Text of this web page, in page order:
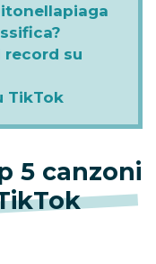
record su
TikTok
5 canzoni